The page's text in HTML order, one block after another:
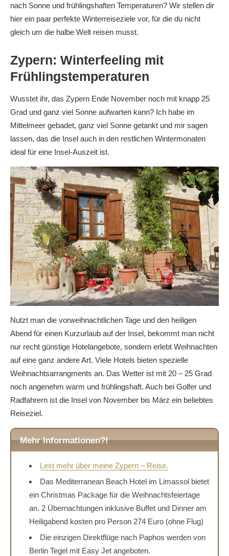
nach Sonne und frühlingshaften Temperaturen? Wir stellen dir
hier ein paar perfekte Winterreiseziele vor, für die du nicht
gleich um die halbe Welt reisen musst.
Zypern: Winterfeeling mit
Frühlingstemperaturen
Wusstet ihr, das Zypern Ende November noch mit knapp 25
Grad und ganz viel Sonne aufwarten kann? Ich habe im
Mittelmeer gebadet, ganz viel Sonne getankt und mir sagen
lassen, das die Insel auch in den restlichen Wintermonaten
ideal für eine Insel-Auszeit ist.
Nutzt man die vorweihnachtlichen Tage und den heiligen
Abend für einen Kurzurlaub auf der Insel, bekommt man nicht
nur recht günstige Hotelangebote, sondern erlebt Weihnachten
auf eine ganz andere Art. Viele Hotels bieten spezielle
Weihnachtsarrangments an. Das Wetter ist mit 20 – 25 Grad
noch angenehm warm und frühlingshaft. Auch bei Golfer und
Radfahrern ist die Insel von November bis März ein beliebtes
Reiseziel.
Mehr Informationen?!
Lest mehr über meine Zypern – Reise.
Das Mediterranean Beach Hotel im Limassol bietet
ein Christmas Package für die Weihnachtsfeiertage
an. 2 Übernachtungen inklusive Buffet und Dinner am
Heiligabend kosten pro Person 274 Euro (ohne Flug)
Die einzigen Direktflüge nach Paphos werden von
Berlin Tegel mit Easy Jet angeboten.